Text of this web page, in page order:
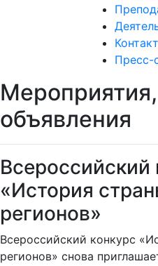
Пресс-
объявления
Всероссийский
«История
регионов»
Всероссийский конкурс
регионов» снова